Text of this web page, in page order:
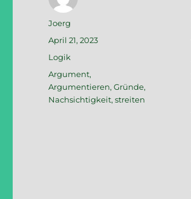
Autor
Joerg
Veröffentlicht
April 21, 2023
Kategorien
Logik
Schlagwörter
Argument,
Argumentieren,Gründe,
Nachsichtigkeit,streiten